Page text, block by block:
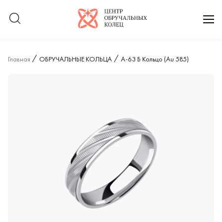
Логотип компании
Главная ОБРУЧАЛЬНЫЕ КОЛЬЦА А-63 Б Кольцо (Au 585)